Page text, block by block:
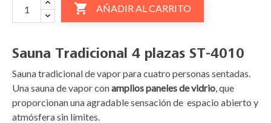
 AÑADIR AL CARRITO
Sauna Tradicional 4 plazas ST-4010
Sauna tradicional de vapor para cuatro personas sentadas.
Una sauna de vapor conamplios paneles de vidrio, que
proporcionan una agradable sensación de espacio abierto y
atmósfera sin límites.